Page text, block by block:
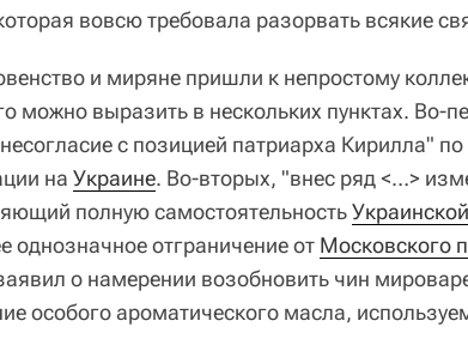
вовсю требовала разорвать всякие
и миряне пришли к непростому
можно выразить в нескольких пунктах. Во-
с позицией патриарха Кирилла" по
на Украине. Во-вторых, "внес ряд <…>
полную самостоятельность
однозначное отграничение от Московского
о намерении возобновить чин
особого ароматического масла,